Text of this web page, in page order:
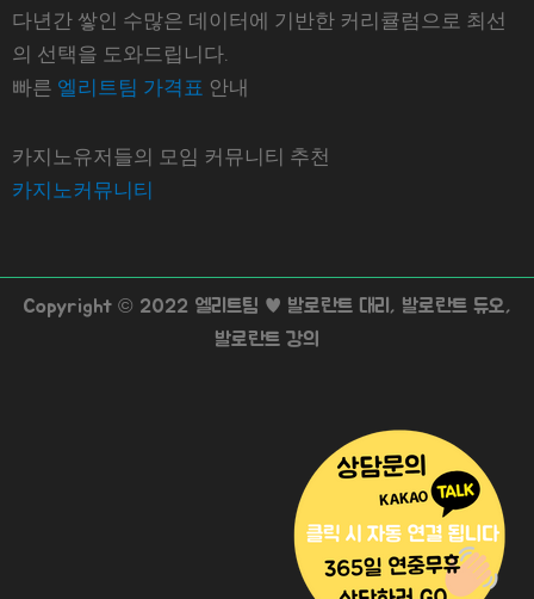
다년간 쌓인 수많은 데이터에 기반한 커리큘럼으로 최선
의 선택을 도와드립니다.
빠른 엘리트팀 가격표 안내
카지노유저들의 모임 커뮤니티 추천
카지노커뮤니티
Copyright © 2022 엘리트팀 ♥ 발로란트 대리, 발로란트 듀오,
발로란트 강의